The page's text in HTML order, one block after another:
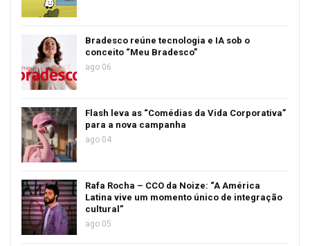
Bradesco reúne tecnologia e IA sob o
conceito “Meu Bradesco”
ago 06
Flash leva as “Comédias da Vida Corporativa”
para a nova campanha
ago 04
Rafa Rocha – CCO da Noize: “A América
Latina vive um momento único de integração
cultural”
ago 05